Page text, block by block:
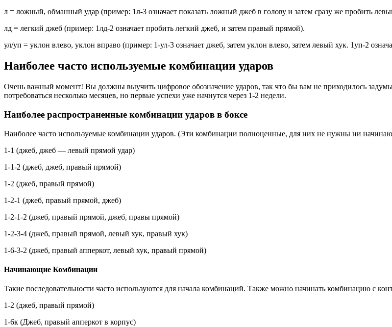
л = ложный, обманный удар (пример: 1л-3 означает показать ложный джеб в голову и затем сразу же пробить
лд = легкий джеб (пример: 1лд-2 означает пробить легкий джеб, и затем правый прямой).
ул/уп = уклон влево, уклон вправо (пример: 1-ул-3 означает джеб, затем уклон влево, затем левый хук. 1уп-2
Наиболее часто используемые комбинации ударов
Очень важный момент! Вы должны выучить цифровое обозначение ударов, так что бы вам не приходилось
потребоваться несколько месяцев, но первые успехи уже начнутся через 1-2 недели.
Наиболее распространенные комбинации ударов в боксе
Наиболее часто используемые комбинации ударов. (Эти комбинации полноценные, для них не нужны ни
1-1 (джеб, джеб — левый прямой удар)
1-1-2 (джеб, джеб, правый прямой)
1-2 (джеб, правый прямой)
1-2-1 (джеб, правый прямой, джеб)
1-2-1-2 (джеб, правый прямой, джеб, правы прямой)
1-2-3-4 (джеб, правый прямой, левый хук, правый хук)
1-6-3-2 (джеб, правый апперкот, левый хук, правый прямой)
Начинающие Комбинации
Такие последовательности часто используются для начала комбинаций. Также можно начинать комбинацию с
1-2 (джеб, правый прямой)
1-6к (Джеб, правый апперкот в корпус)